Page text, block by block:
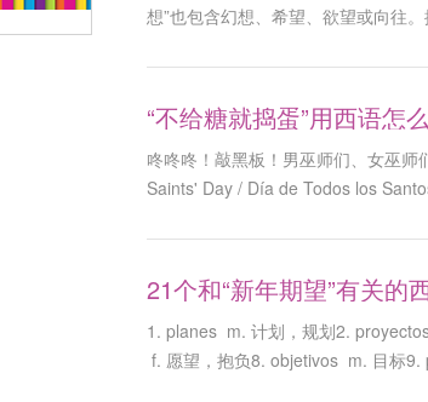
想”也包含幻想、希望、欲望或向往
“不给糖就捣蛋”用西语怎
咚咚咚！敲黑板！男巫师们、女巫
Saints' Day / Día de Todos los
21个和“新年期望”有关的
1. planes m. 计划，规划2.
f. 愿望，抱负8. objetivos m. 目标9.